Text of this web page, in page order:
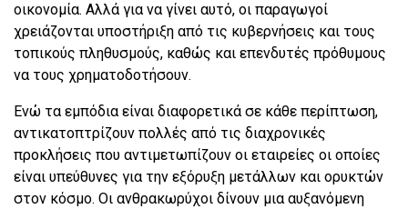
οικονομία. Αλλά για να γίνει αυτό, οι παραγωγοί
χρειάζονται υποστήριξη από τις κυβερνήσεις και τους
τοπικούς πληθυσμούς, καθώς και επενδυτές πρόθυμους
να τους χρηματοδοτήσουν.
Ενώ τα εμπόδια είναι διαφορετικά σε κάθε περίπτωση,
αντικατοπτρίζουν πολλές από τις διαχρονικές
προκλήσεις που αντιμετωπίζουν οι εταιρείες οι οποίες
είναι υπεύθυνες για την εξόρυξη μετάλλων και ορυκτών
στον κόσμο. Οι ανθρακωρύχοι δίνουν μια αυξανόμενη